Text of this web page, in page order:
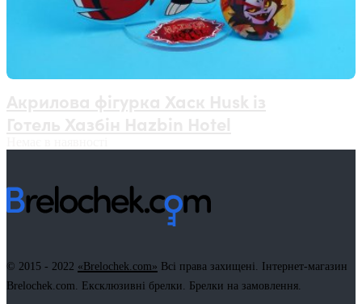
© 2015 - 2022 «Brelochek.com» Всі права захищені. Інтернет-магазин
Brelochek.com. Ексклюзивні брелки. Брелки на замовлення.